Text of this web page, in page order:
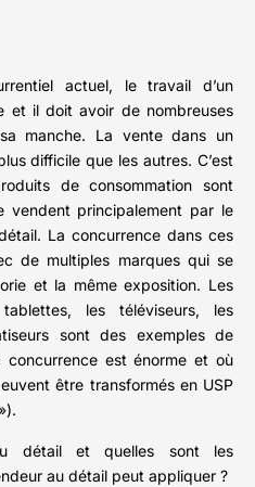
actuel, le travail d’un
et il doit avoir de nombreuses
manche. La vente dans un
difficile que les autres. C’est
de consommation sont
vendent principalement par le
La concurrence dans ces
de multiples marques qui se
et la même exposition. Les
les téléviseurs, les
sont des exemples de
est énorme et où
être transformés en USP
détail et quelles sont les
au détail peut appliquer ?